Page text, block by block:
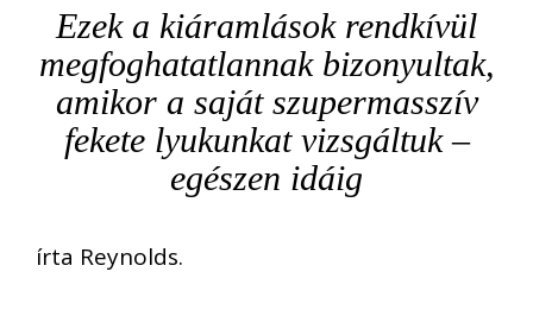
Ezek a kiáramlások rendkívül
megfoghatatlannak bizonyultak,
amikor a saját szupermasszív
fekete lyukunkat vizsgáltuk –
egészen idáig
írta Reynolds.